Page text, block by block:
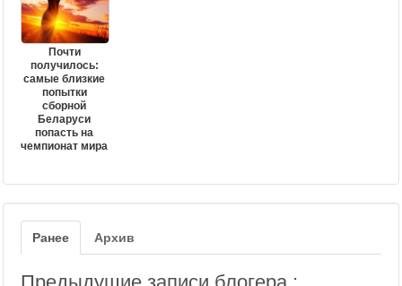
Почти
получилось:
самые близкие
попытки
сборной
Беларуси
попасть на
чемпионат мира
Ранее Архив